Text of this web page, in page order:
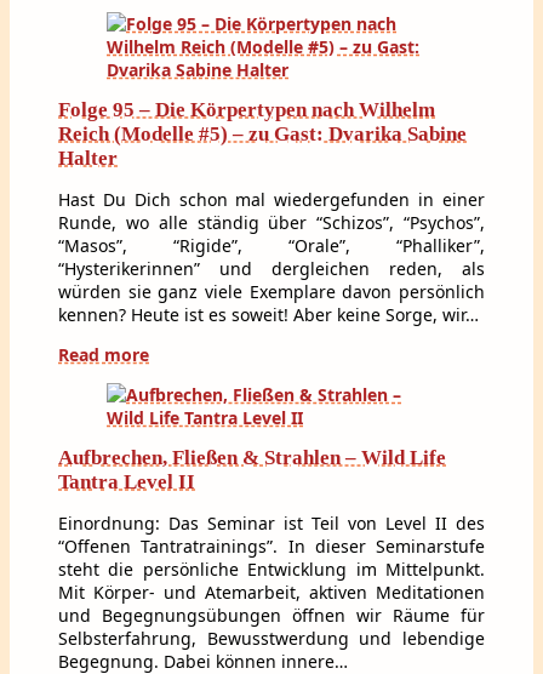
Folge 95 – Die Körpertypen nach Wilhelm
Reich (Modelle #5) – zu Gast: Dvarika Sabine
Halter
Hast Du Dich schon mal wiedergefunden in einer
Runde, wo alle ständig über “Schizos”, “Psychos”,
“Masos”, “Rigide”, “Orale”, “Phalliker”,
“Hysterikerinnen” und dergleichen reden, als
würden sie ganz viele Exemplare davon persönlich
kennen? Heute ist es soweit! Aber keine Sorge, wir…
Read more
Aufbrechen, Fließen & Strahlen – Wild Life
Tantra Level II
Einordnung: Das Seminar ist Teil von Level II des
“Offenen Tantratrainings”. In dieser Seminarstufe
steht die persönliche Entwicklung im Mittelpunkt.
Mit Körper- und Atemarbeit, aktiven Meditationen
und Begegnungsübungen öffnen wir Räume für
Selbsterfahrung, Bewusstwerdung und lebendige
Begegnung. Dabei können innere…